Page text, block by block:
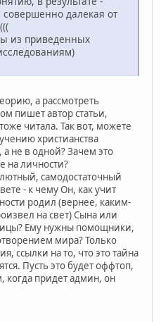
далекая от
из приведенных
а рассмотреть
пишет автор статьи,
читала. Так вот, можете
христианства
а не в одной? Зачем это
на личности?
самодостаточный
- к чему Он, как учит
родил (вернее, каким-
на свет) Сына или
Ему нужны помощники,
мира? Только
ссылки на то, что это тайна
Пусть это будет оффтоп,
когда придет админ, он